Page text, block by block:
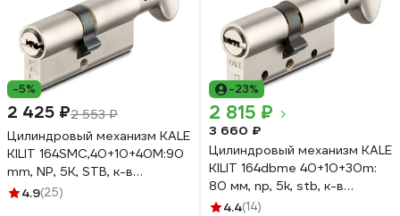
-5%
2 425 ₽2 553 ₽
Цилиндровый механизм KALE
KILIT 164SMC,40+10+40M:90
mm, NP, 5K, STB, к-в
164SMC00159
4.9(25)
-23%
2 815 ₽
3 660 ₽
Цилиндровый механизм KALE
KILIT 164dbme 40+10+30m:
80 мм, np, 5k, stb, к-в
164DBME0039
4.4(14)